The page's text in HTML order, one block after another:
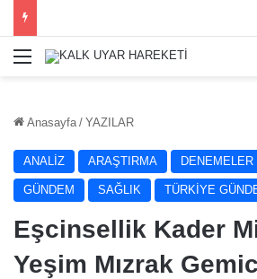
Menü
Anasayfa / YAZILAR
ANALİZ ARAŞTIRMA DENEMELER
GÜNDEM SAĞLIK TÜRKİYE
Eşcinsellik Kader
Yeşim Mızrak